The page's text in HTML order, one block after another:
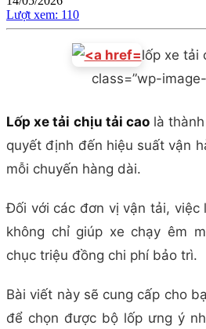
Lượt xem: 110
lốp xe tải
class=”wp-
Lốp xe tải chịu tải caolà thành
quyết định đến hiệu suất vận
mỗi chuyến hàng dài.
Đối với các đơn vị vận tải, việc
không chỉ giúp xe chạy êm
chục triệu đồng chi phí bảo trì.
Bài viết này sẽ cung cấp cho
để chọn được bộ lốp ưng ý